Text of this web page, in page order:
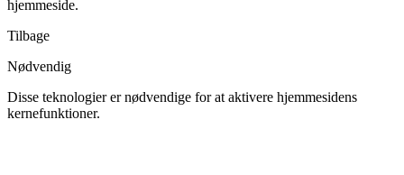
hjemmeside.
Tilbage
Nødvendig
Disse teknologier er nødvendige for at aktivere hjemmesidens
kernefunktioner.